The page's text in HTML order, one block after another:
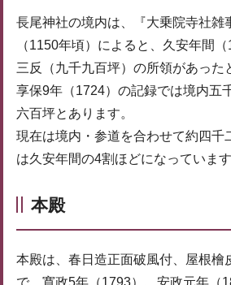
長尾神社の境内は、『大乗院寺社雑
（1150年頃）によると、久安年間
三反（九千九百坪）の所領があった
享保9年（1724）の記録では境内五
六百坪とあります。
現在は境内・参道を合わせて約四千
は久安年間の4割ほどになっています
本殿
本殿は、春日造正面破風付、屋根檜
で、寛政5年（1793）、安政元年（